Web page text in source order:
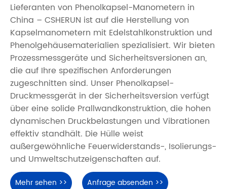
Lieferanten von Phenolkapsel-Manometern in
China – CSHERUN ist auf die Herstellung von
Kapselmanometern mit Edelstahlkonstruktion und
Phenolgehäusematerialien spezialisiert. Wir bieten
Prozessmessgeräte und Sicherheitsversionen an,
die auf Ihre spezifischen Anforderungen
zugeschnitten sind. Unser Phenolkapsel-
Druckmessgerät in der Sicherheitsversion verfügt
über eine solide Prallwandkonstruktion, die hohen
dynamischen Druckbelastungen und Vibrationen
effektiv standhält. Die Hülle weist
außergewöhnliche Feuerwiderstands-, Isolierungs-
und Umweltschutzeigenschaften auf.
Mehr sehen >> Anfrage absenden >>